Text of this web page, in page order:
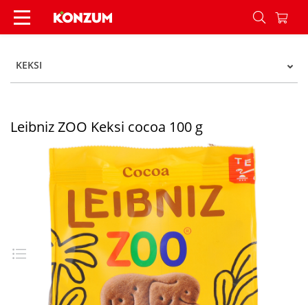
Leibniz ZOO Keksi cocoa 100 g - Konzum
KEKSI
Leibniz ZOO Keksi cocoa 100 g